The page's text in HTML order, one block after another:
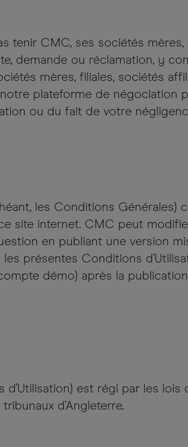
tenir CMC, ses sociétés
demande ou réclamation, y
mères, filiales, sociétés
plateforme de négociation
ou du fait de votre
les Conditions Générales)
site internet. CMC peut
en publiant une version
présentes Conditions
démo) après la
est régi par les
d'Angleterre.